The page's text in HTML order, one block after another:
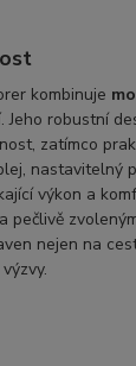
kombinuje
. Jeho robustní
zatímco
nastavitelný
výkon a
pečlivě
nejen na